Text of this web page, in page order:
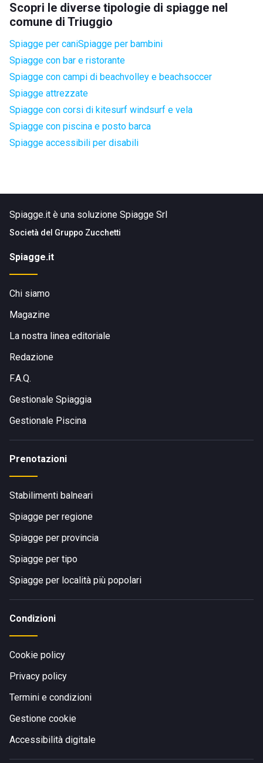
Scopri le diverse tipologie di spiagge nel
comune di Triuggio
Spiagge per caniSpiagge per bambini
Spiagge con bar e ristorante
Spiagge con campi di beachvolley e beachsoccer
Spiagge attrezzate
Spiagge con corsi di kitesurf windsurf e vela
Spiagge con piscina e posto barca
Spiagge accessibili per disabili
Spiagge.it è una soluzione Spiagge Srl
Società del Gruppo Zucchetti
Spiagge.it
Chi siamo
Magazine
La nostra linea editoriale
Redazione
F.A.Q.
Gestionale Spiaggia
Gestionale Piscina
Prenotazioni
Stabilimenti balneari
Spiagge per regione
Spiagge per provincia
Spiagge per tipo
Spiagge per località più popolari
Condizioni
Cookie policy
Privacy policy
Termini e condizioni
Gestione cookie
Accessibilità digitale